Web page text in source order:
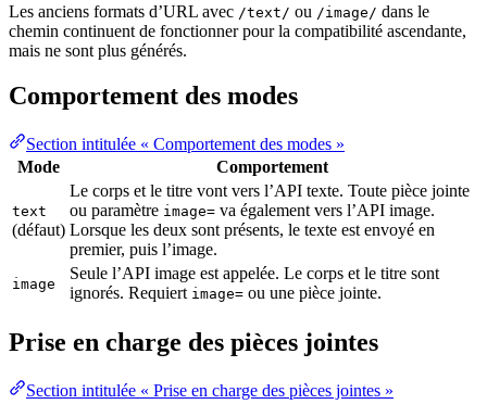
Les anciens formats d’URL avec /text/ ou /image/ dans le
chemin continuent de fonctionner pour la compatibilité ascendante,
mais ne sont plus générés.
Comportement des modes
Section intitulée « Comportement des modes »
Mode
Comportement
text
(défaut)
Le corps et le titre vont vers l’API texte. Toute pièce jointe
ou paramètre image= va également vers l’API image.
Lorsque les deux sont présents, le texte est envoyé en
premier, puis l’image.
image
Seule l’API image est appelée. Le corps et le titre sont
ignorés. Requiert image= ou une pièce jointe.
Prise en charge des pièces jointes
Section intitulée « Prise en charge des pièces jointes »